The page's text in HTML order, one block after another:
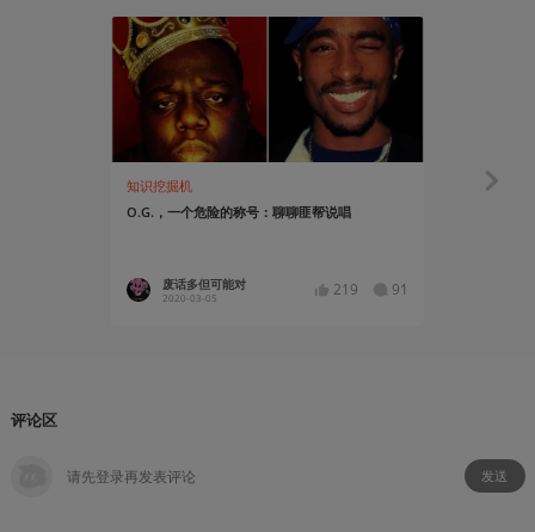
知识挖掘机
O.G.，一个危险的称号：聊聊匪帮说唱
废话多但可能对
2020-03-05 219 91
玩出花儿来
评论区
发送